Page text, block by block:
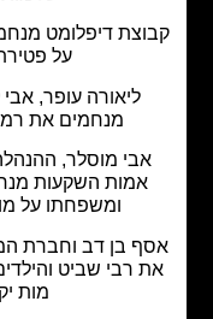
דיפלומט מנחמת את
על פטירת
ליאורה עופר, אבי לוי
מנחמים את רמי על
מוסלר, ההנהלה
אמות השקעות מנחמים
ומשפחתו על מות האם
בן דב וחברת המשביר
רבי שביט והילדים: סער,
מות יקירתם.